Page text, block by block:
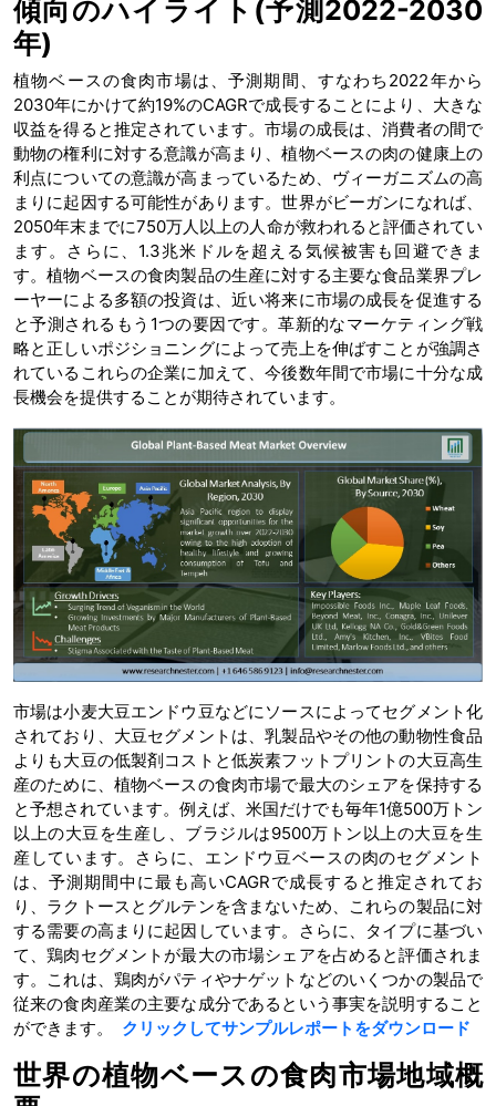
傾向のハイライト(予測2022-2030
年)
植物ベースの食肉市場は、予測期間、すなわち2022年から
2030年にかけて約19%のCAGRで成長することにより、大きな
収益を得ると推定されています。市場の成長は、消費者の間で
動物の権利に対する意識が高まり、植物ベースの肉の健康上の
利点についての意識が高まっているため、ヴィーガニズムの高
まりに起因する可能性があります。世界がビーガンになれば、
2050年末までに750万人以上の人命が救われると評価されてい
ます。さらに、1.3兆米ドルを超える気候被害も回避できま
す。植物ベースの食肉製品の生産に対する主要な食品業界プレ
ーヤーによる多額の投資は、近い将来に市場の成長を促進する
と予測されるもう1つの要因です。革新的なマーケティング戦
略と正しいポジショニングによって売上を伸ばすことが強調さ
れているこれらの企業に加えて、今後数年間で市場に十分な成
長機会を提供することが期待されています。
市場は小麦大豆エンドウ豆などにソースによってセグメント化
されており、大豆セグメントは、乳製品やその他の動物性食品
よりも大豆の低製剤コストと低炭素フットプリントの大豆高生
産のために、植物ベースの食肉市場で最大のシェアを保持する
と予想されています。例えば、米国だけでも毎年1億500万トン
以上の大豆を生産し、ブラジルは9500万トン以上の大豆を生
産しています。さらに、エンドウ豆ベースの肉のセグメント
は、予測期間中に最も高いCAGRで成長すると推定されてお
り、ラクトースとグルテンを含まないため、これらの製品に対
する需要の高まりに起因しています。さらに、タイプに基づい
て、鶏肉セグメントが最大の市場シェアを占めると評価されま
す。これは、鶏肉がパティやナゲットなどのいくつかの製品で
従来の食肉産業の主要な成分であるという事実を説明すること
ができます。 クリックしてサンプルレポートをダウンロード
世界の植物ベースの食肉市場地域概